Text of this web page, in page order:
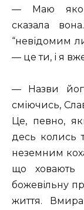
— Маю
сказала
“невідомим
— це ти, і я
— Назви
сміючись,
Це, певно,
десь колись
неземним
що ховають
божевільну
життя.